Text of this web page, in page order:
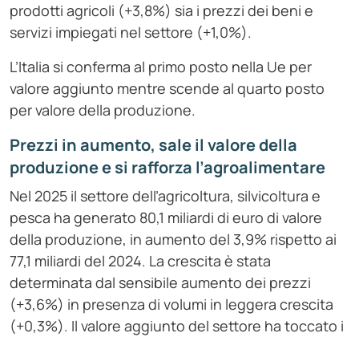
prodotti agricoli (+3,8%) sia i prezzi dei beni e
servizi impiegati nel settore (+1,0%).
L’Italia si conferma al primo posto nella Ue per
valore aggiunto mentre scende al quarto posto
per valore della produzione.
Prezzi in aumento, sale il valore della
produzione e si rafforza l’agroalimentare
Nel 2025 il settore dell’agricoltura, silvicoltura e
pesca ha generato 80,1 miliardi di euro di valore
della produzione, in aumento del 3,9% rispetto ai
77,1 miliardi del 2024. La crescita è stata
determinata dal sensibile aumento dei prezzi
(+3,6%) in presenza di volumi in leggera crescita
(+0,3%). Il valore aggiunto del settore ha toccato i